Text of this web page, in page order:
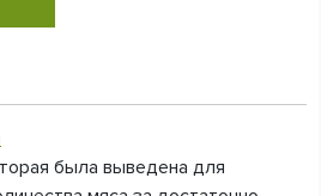
была выведена для